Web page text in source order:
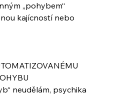
„pohybem“
kajícností nebo
neudělám, psychika